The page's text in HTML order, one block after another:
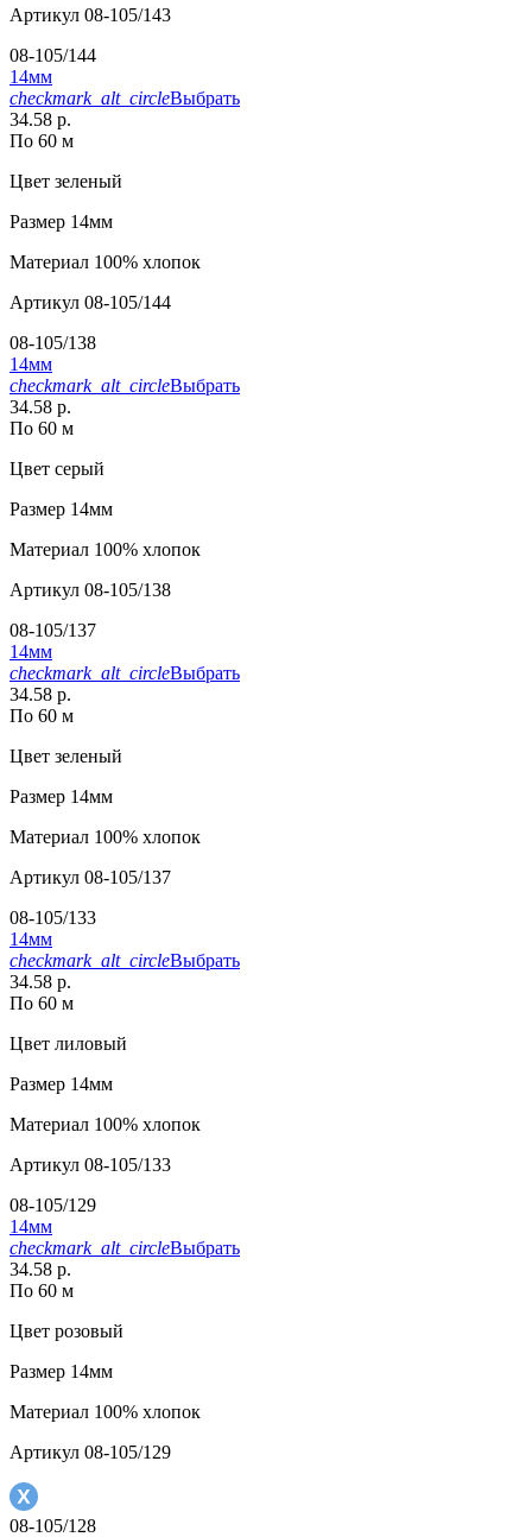
Артикул 08-105/143
08-105/144
14мм
checkmark_alt_circleВыбрать
34.58 р.
По 60 м
Цвет зеленый
Размер 14мм
Материал 100% хлопок
Артикул 08-105/144
08-105/138
14мм
checkmark_alt_circleВыбрать
34.58 р.
По 60 м
Цвет серый
Размер 14мм
Материал 100% хлопок
Артикул 08-105/138
08-105/137
14мм
checkmark_alt_circleВыбрать
34.58 р.
По 60 м
Цвет зеленый
Размер 14мм
Материал 100% хлопок
Артикул 08-105/137
08-105/133
14мм
checkmark_alt_circleВыбрать
34.58 р.
По 60 м
Цвет лиловый
Размер 14мм
Материал 100% хлопок
Артикул 08-105/133
08-105/129
14мм
checkmark_alt_circleВыбрать
34.58 р.
По 60 м
Цвет розовый
Размер 14мм
Материал 100% хлопок
Артикул 08-105/129
08-105/128